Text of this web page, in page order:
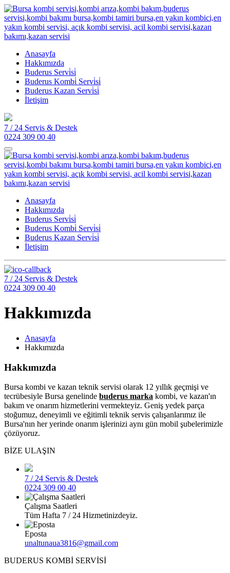
Anasayfa
Hakkımızda
Buderus Servi̇si̇
Buderus Kombi̇ Servi̇si̇
Buderus Kazan Servi̇si̇
İletişim
7 / 24 Servis & Destek
0224 309 00 40
Anasayfa
Hakkımızda
Buderus Servi̇si̇
Buderus Kombi̇ Servi̇si̇
Buderus Kazan Servi̇si̇
İletişim
7 / 24 Servis & Destek
0224 309 00 40
Hakkımızda
Anasayfa
Hakkımızda
Hakkımızda
Bursa kombi ve kazan teknik servisi olarak 12 yıllık geçmişi ve
tecrübesiyle Bursa genelinde buderus marka kombi, ve kazan'ın
bakım ve onarım hizmetlerini vermekteyiz. Geniş yedek parça
stoğumuz, deneyimli ve eğitimli teknik servis çalışanlarımız ile
Bursa'nın her yerinde onarım işlerinizi aynı gün mobil şubelerimizle
çözüyoruz.
BİZE ULAŞIN
7 / 24 Servis & Destek
0224 309 00 40
Çalışma Saatleri
Tüm Hafta 7 / 24 Hizmetinizdeyiz.
Eposta
unaltunaua3816@gmail.com
BUDERUS KOMBİ SERVİSİ